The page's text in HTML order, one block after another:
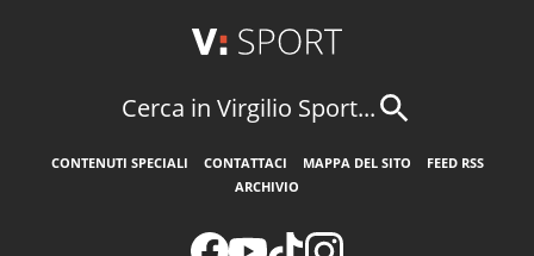
Cerca in Virgilio Sport...
CONTENUTI SPECIALI CONTATTACI MAPPA DEL SITO
FEED RSS
ARCHIVIO